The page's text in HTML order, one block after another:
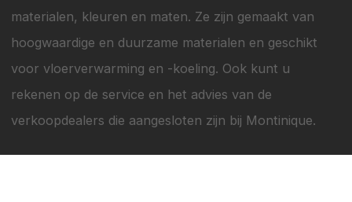
materialen, kleuren en maten. Ze zijn gemaakt van
hoogwaardige en duurzame materialen en geschikt
voor vloerverwarming en -koeling. Ook kunt u
rekenen op de service en het advies van de
verkoopdealers die aangesloten zijn bij Montinique.